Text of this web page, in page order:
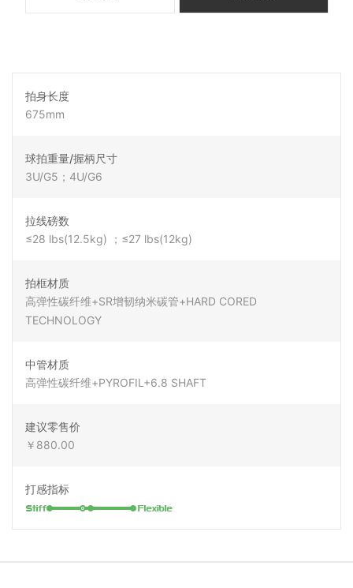
拍身长度
675mm
球拍重量/握柄尺寸
3U/G5；4U/G6
拉线磅数
≤28 lbs(12.5kg) ；≤27 lbs(12kg)
拍框材质
高弹性碳纤维+SR增韧纳米碳管+HARD CORED
TECHNOLOGY
中管材质
高弹性碳纤维+PYROFIL+6.8 SHAFT
建议零售价
￥880.00
打感指标